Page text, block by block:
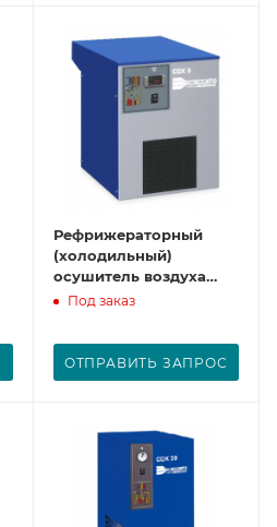
Рефрижераторный
(холодильный)
осушитель воздуха
CDX18
Под заказ
ОТПРАВИТЬ ЗАПРОС